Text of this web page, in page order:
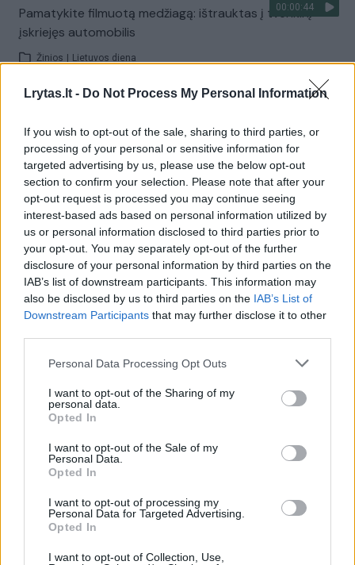
Lrytas.lt - Do Not Process My Personal Information
If you wish to opt-out of the sale, sharing to third parties, or
processing of your personal or sensitive information for
targeted advertising by us, please use the below opt-out
section to confirm your selection. Please note that after your
opt-out request is processed you may continue seeing
interest-based ads based on personal information utilized by
us or personal information disclosed to third parties prior to
your opt-out. You may separately opt-out of the further
disclosure of your personal information by third parties on the
IAB’s list of downstream participants. This information may
also be disclosed by us to third parties on the IAB’s List of
Downstream Participants that may further disclose it to other
Personal Data Processing Opt Outs
I want to opt-out of the Sharing of my
personal data.
Opted In
I want to opt-out of the Sale of my
Personal Data.
Opted In
I want to opt-out of processing my
Personal Data for Targeted Advertising.
Opted In
I want to opt-out of Collection, Use,
00:00:44
Pamatykite filmuotą medžiagą: ištrauktas į tvenkinį
įskriejęs automobilis
Žinios Lietuvos diena
savaitę: karščiai atsitrauks
Orai
Visi įrašai
Žiūrimiausi įrašai
00:00:30
Vaizdai iš tragiškos avarijos Vilniaus r.: dviejų moterų ir
vaiko gyvybių išgelbėti nepavyko
Žinios Lietuvos diena
Savaitės vidurys nusimato karštas: temperatūra kils iki
32 laipsnių šilumos